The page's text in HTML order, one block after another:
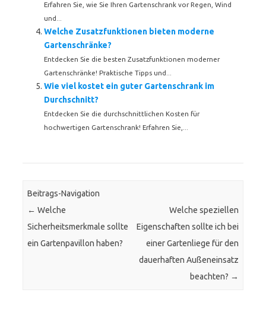
Erfahren Sie, wie Sie Ihren Gartenschrank vor Regen, Wind
und...
Welche Zusatzfunktionen bieten moderne
Gartenschränke?
Entdecken Sie die besten Zusatzfunktionen moderner
Gartenschränke! Praktische Tipps und...
Wie viel kostet ein guter Gartenschrank im
Durchschnitt?
Entdecken Sie die durchschnittlichen Kosten für
hochwertigen Gartenschrank! Erfahren Sie,...
Beitrags-Navigation
← Welche
Sicherheitsmerkmale sollte
ein Gartenpavillon haben?
Welche speziellen
Eigenschaften sollte ich bei
einer Gartenliege für den
dauerhaften Außeneinsatz
beachten? →